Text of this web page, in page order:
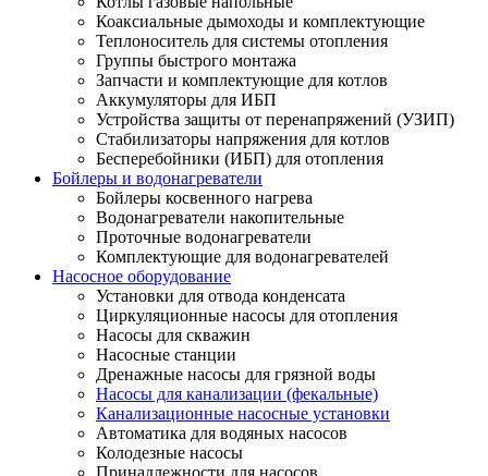
Коаксиальные дымоходы и комплектующие
Теплоноситель для системы отопления
Группы быстрого монтажа
Запчасти и комплектующие для котлов
Аккумуляторы для ИБП
Устройства защиты от перенапряжений (УЗИП)
Стабилизаторы напряжения для котлов
Бесперебойники (ИБП) для отопления
Бойлеры и водонагреватели
Бойлеры косвенного нагрева
Водонагреватели накопительные
Проточные водонагреватели
Комплектующие для водонагревателей
Насосное оборудование
Установки для отвода конденсата
Циркуляционные насосы для отопления
Насосы для скважин
Насосные станции
Дренажные насосы для грязной воды
Насосы для канализации (фекальные)
Канализационные насосные установки
Автоматика для водяных насосов
Колодезные насосы
Принадлежности для насосов